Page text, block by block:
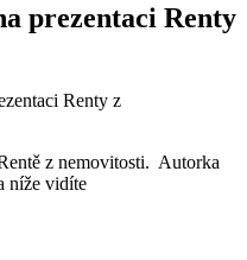
prezentaci Renty
z nemovitosti. Autorka
níže vidíte